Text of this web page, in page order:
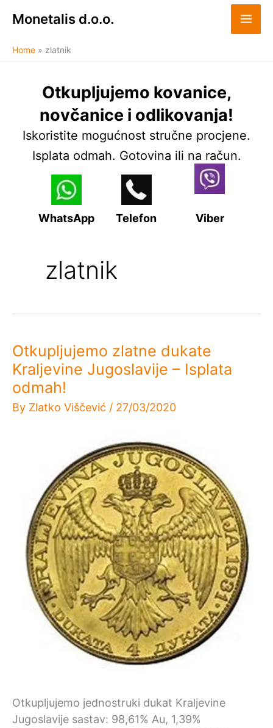
Monetalis d.o.o.
Home zlatnik
Otkupljujemo kovanice,
novčanice i odlikovanja!
Iskoristite mogućnost stručne procjene.
Isplata odmah. Gotovina ili na račun.
WhatsApp Viber
Telefon
zlatnik
Otkupljujemo zlatne dukate
Kraljevine Jugoslavije – Isplata
odmah!
By Zlatko Viščević / 27/03/2020
Otkupljujemo jednostruki dukat Kraljevine
Jugoslavije sastav: 98,61% Au, 1,39%